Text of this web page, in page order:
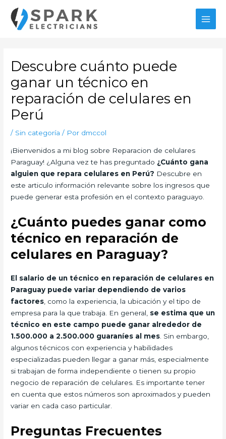
contenido
Descubre cuánto puede
ganar un técnico en
reparación de celulares en
Perú
/ Sin categoría / Por dmccol
¡Bienvenidos a mi blog sobre Reparacion de celulares
Paraguay! ¿Alguna vez te has preguntado ¿Cuánto gana
alguien que repara celulares en Perú? Descubre en
este articulo información relevante sobre los ingresos que
puede generar esta profesión en el contexto paraguayo.
¿Cuánto puedes ganar como
técnico en reparación de
celulares en Paraguay?
El salario de un técnico en reparación de celulares en
Paraguay puede variar dependiendo de varios
factores , como la experiencia, la ubicación y el tipo de
empresa para la que trabaja. En general, se estima que un
técnico en este campo puede ganar alrededor de
1.500.000 a 2.500.000 guaraníes al mes . Sin embargo,
algunos técnicos con experiencia y habilidades
especializadas pueden llegar a ganar más, especialmente
si trabajan de forma independiente o tienen su propio
negocio de reparación de celulares. Es importante tener
en cuenta que estos números son aproximados y pueden
variar en cada caso particular.
Preguntas Frecuentes